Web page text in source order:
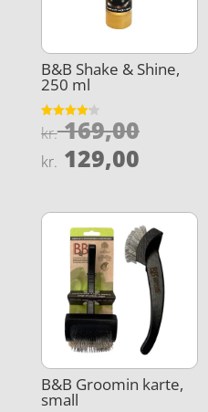
B&B Shake & Shine,
250 ml
Vurderet
4.2
kr.169,00Den
kr.
kr. 129,00Den
pris
er:
kr.
B&B Groomin karte,
small